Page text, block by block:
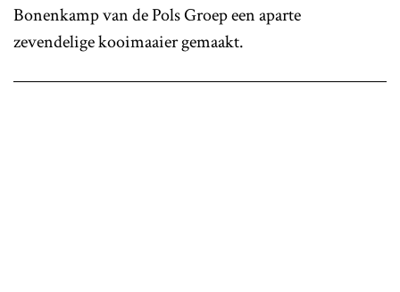
Bonenkamp van de Pols Groep een aparte
zevendelige kooimaaier gemaakt.